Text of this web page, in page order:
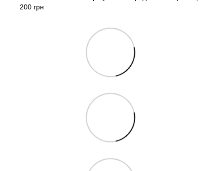
200 грн